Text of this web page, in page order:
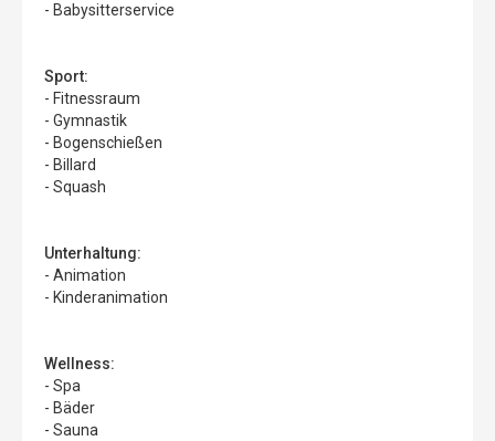
- Babysitterservice
Sport:
- Fitnessraum
- Gymnastik
- Bogenschießen
- Billard
- Squash
Unterhaltung:
- Animation
- Kinderanimation
Wellness:
- Spa
- Bäder
- Sauna